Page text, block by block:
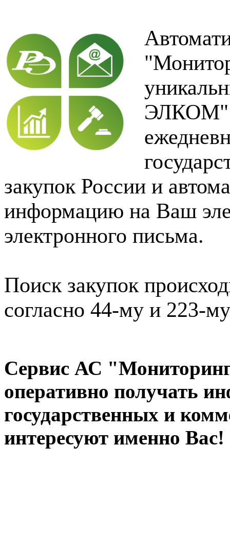
ЭЛКОМ"
закупок России и
информацию на Ваш
электронного письма.
Поиск закупок
согласно 44-му и 223-
Сервис АС
оперативно получать
государственных и
интересуют именно Вас!